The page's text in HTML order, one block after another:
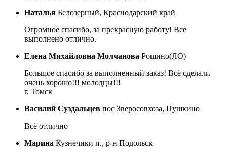
Наталья Белозерный, Краснодарский край
Огромное спасибо, за прекрасную работу! Все
выполнено отлично.
Елена Михайловна Молчанова Рощино(ЛО)
Большое спасибо за выполненный заказ! Всё сделали
очень хорошо!!! молодцы!!!
г. Томск
Василий Суздальцев пос Зверосовхоза, Пушкино
Всё отлично
Марина Кузнечики п., р-н Подольск